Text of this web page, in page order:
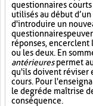
questionnaires
utilisés au début
d'introduire un
questionnaires
réponses, encerclent
ou les deux. En
antérieurespermet
qu'ils doivent réviser
cours. Pour
le degré de maîtrise
conséquence.